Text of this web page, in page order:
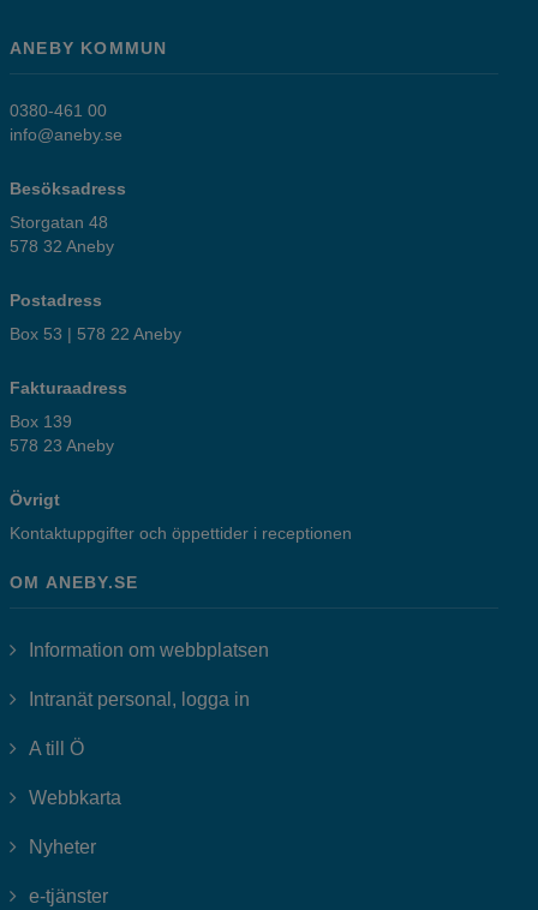
ANEBY KOMMUN
0380-461 00
info@aneby.se
Besöksadress
Storgatan 48
578 32 Aneby
Postadress
Box 53 | 578 22 Aneby
Fakturaadress
Box 139
578 23 Aneby
Övrigt
Kontaktuppgifter och öppettider i receptionen
OM ANEBY.SE
Information om webbplatsen
Intranät personal, logga in
A till Ö
Webbkarta
Nyheter
e-tjänsterLänk till annan webbplats, öppnas i nytt fönster.